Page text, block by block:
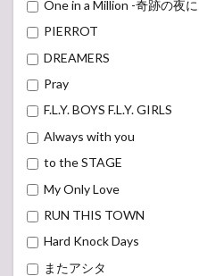
One in a Million -奇跡の夜
PIERROT
DREAMERS
Pray
F.L.Y. BOYS F.L.Y. GIRLS
Always with you
to the STAGE
My Only Love
RUN THIS TOWN
Hard Knock Days
またアシタ